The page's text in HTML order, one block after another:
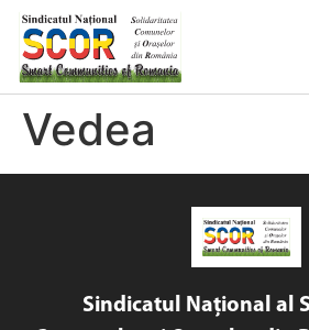
Vedea
Sindicatul Național al